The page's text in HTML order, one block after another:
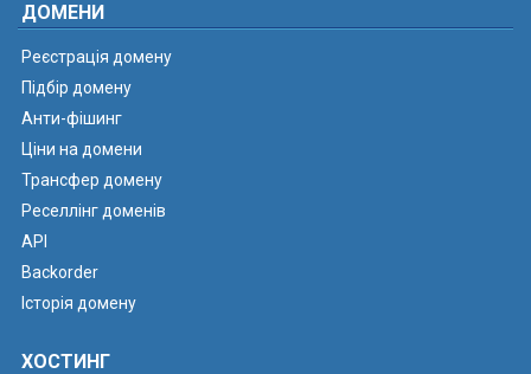
ДОМЕНИ
Реєстрація домену
Підбір домену
Анти-фішинг
Ціни на домени
Трансфер домену
Реселлінг доменів
API
Backorder
Історія домену
ХОСТИНГ